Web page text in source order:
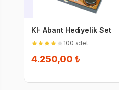
KH Abant Hediyelik Set
100 adet
4.250,00 ₺